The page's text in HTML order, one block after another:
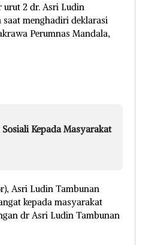
urut 2 dr. Asri Ludin
menghadiri deklarasi
Perumnas Mandala,
Kepada Masyarakat
Asri Ludin Tambunan
kepada masyarakat
dr Asri Ludin Tambunan